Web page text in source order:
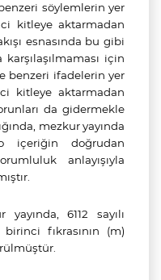
söylemlerin yer
kitleye aktarmadan
esnasında bu gibi
için
benzeri ifadelerin yer
kitleye aktarmadan
da gidermekle
mezkur yayında
içeriğin doğrudan
anlayışıyla
yayında,6112 sayılı
fıkrasının (m)